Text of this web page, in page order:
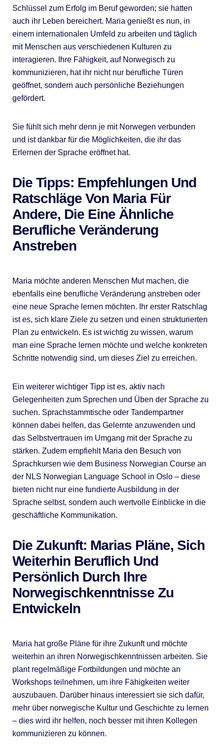
Schlüssel zum Erfolg im Beruf geworden; sie hatten
auch ihr Leben bereichert. Maria genießt es nun, in
einem internationalen Umfeld zu arbeiten und täglich
mit Menschen aus verschiedenen Kulturen zu
interagieren. Ihre Fähigkeit, auf Norwegisch zu
kommunizieren, hat ihr nicht nur berufliche Türen
geöffnet, sondern auch persönliche Beziehungen
gefördert.
Sie fühlt sich mehr denn je mit Norwegen verbunden
und ist dankbar für die Möglichkeiten, die ihr das
Erlernen der Sprache eröffnet hat.
Die Tipps: Empfehlungen Und
Ratschläge Von Maria Für
Andere, Die Eine Ähnliche
Berufliche Veränderung
Anstreben
Maria möchte anderen Menschen Mut machen, die
ebenfalls eine berufliche Veränderung anstreben oder
eine neue Sprache lernen möchten. Ihr erster Ratschlag
ist es, sich klare Ziele zu setzen und einen strukturierten
Plan zu entwickeln. Es ist wichtig zu wissen, warum
man eine Sprache lernen möchte und welche konkreten
Schritte notwendig sind, um dieses Ziel zu erreichen.
Ein weiterer wichtiger Tipp ist es, aktiv nach
Gelegenheiten zum Sprechen und Üben der Sprache zu
suchen. Sprachstammtische oder Tandempartner
können dabei helfen, das Gelernte anzuwenden und
das Selbstvertrauen im Umgang mit der Sprache zu
stärken. Zudem empfiehlt Maria den Besuch von
Sprachkursen wie dem Business Norwegian Course an
der NLS Norwegian Language School in Oslo – diese
bieten nicht nur eine fundierte Ausbildung in der
Sprache selbst, sondern auch wertvolle Einblicke in die
geschäftliche Kommunikation.
Die Zukunft: Marias Pläne, Sich
Weiterhin Beruflich Und
Persönlich Durch Ihre
Norwegischkenntnisse Zu
Entwickeln
Maria hat große Pläne für ihre Zukunft und möchte
weiterhin an ihren Norwegischkenntnissen arbeiten. Sie
plant regelmäßige Fortbildungen und möchte an
Workshops teilnehmen, um ihre Fähigkeiten weiter
auszubauen. Darüber hinaus interessiert sie sich dafür,
mehr über norwegische Kultur und Geschichte zu lernen
– dies wird ihr helfen, noch besser mit ihren Kollegen
kommunizieren zu können.